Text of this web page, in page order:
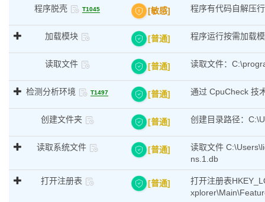
程序脱壳 T1045 [敏感] 程序有代码自解压
加载模块 [普通] 程序运行按需加载
读取文件 [普通] 读取文件：
检测分析环境 T1497 [普通] 通过 CpuCheck 技
创建文件夹 [普通] 创建目录路径：
读取系统文件 [普通]
读取文件
ns.1.db
打开注册表 [普通]
打开注册表